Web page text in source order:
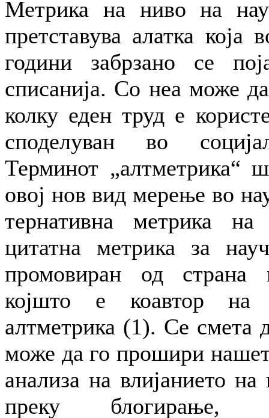
Метрика на ниво на
претставува алатка која
години забрзано се
списанија. Со неа може
колку еден труд е
споделуван во
Терминот „алтметрика“
овој нов вид мерење во
тернативна метрика на
цитатна метрика за
промовиран од страна
којшто е коавтор на
алтметрика (1). Се смета
може да го прошири
анализа на влијанието на
преку блогирање,